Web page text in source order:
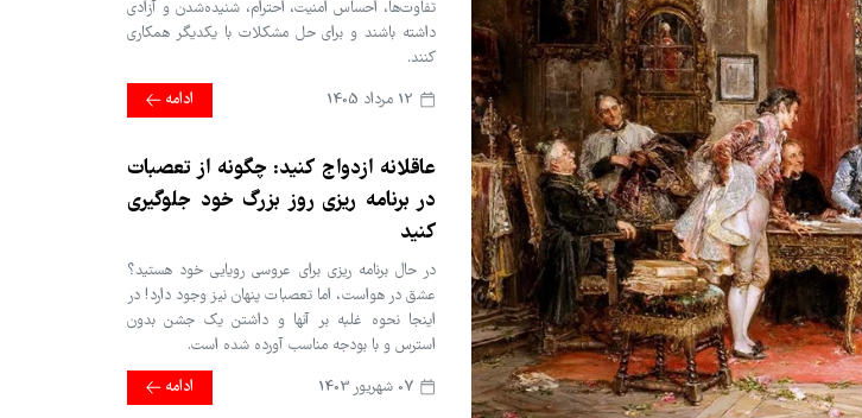
تفاوت‌ها، احساس امنیت، احترام، شنیده‌شدن و آزادی
داشته باشند و برای حل مشکلات با یکدیگر همکاری
کنند.
ادامه
عاقلانه ازدواج کنید: چگونه از تعصبات
در برنامه ریزی روز بزرگ خود جلوگیری
کنید
در حال برنامه ریزی برای عروسی رویایی خود هستید؟
عشق در هواست، اما تعصبات پنهان نیز وجود دارد! در
اینجا نحوه غلبه بر آنها و داشتن یک جشن بدون
استرس و با بودجه مناسب آورده شده است.
ادامه